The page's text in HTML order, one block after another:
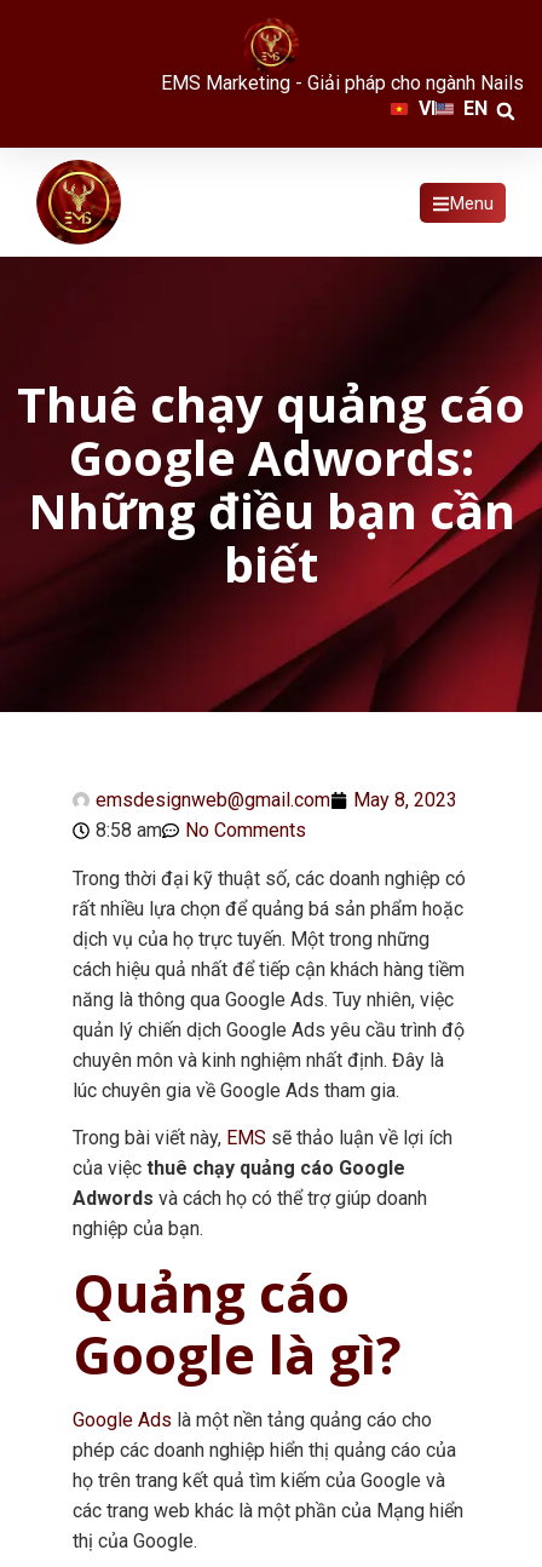
EMS Marketing - Giải pháp cho ngành Nails
VI
EN
Menu
Thuê chạy quảng cáo
Google Adwords:
Những điều bạn cần
biết
emsdesignweb@gmail.com
May 8, 2023
8:58 am
No Comments
Trong thời đại kỹ thuật số, các doanh nghiệp có
rất nhiều lựa chọn để quảng bá sản phẩm hoặc
dịch vụ của họ trực tuyến. Một trong những
cách hiệu quả nhất để tiếp cận khách hàng tiềm
năng là thông qua Google Ads. Tuy nhiên, việc
quản lý chiến dịch Google Ads yêu cầu trình độ
chuyên môn và kinh nghiệm nhất định. Đây là
lúc chuyên gia về Google Ads tham gia.
Trong bài viết này, EMS sẽ thảo luận về lợi ích
của việc thuê chạy quảng cáo Google
Adwords và cách họ có thể trợ giúp doanh
nghiệp của bạn.
Quảng cáo
Google là gì?
Google Ads là một nền tảng quảng cáo cho
phép các doanh nghiệp hiển thị quảng cáo của
họ trên trang kết quả tìm kiếm của Google và
các trang web khác là một phần của Mạng hiển
thị của Google.